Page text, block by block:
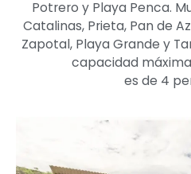
Potrero y Playa Penca.
Catalinas, Prieta, Pan de
Zapotal, Playa Grande y
capacidad
es de 4